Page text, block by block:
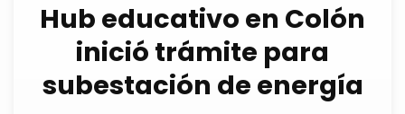
Hub educativo en Colón
inició trámite para
subestación de energía